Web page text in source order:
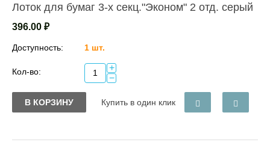
Лоток для бумаг 3-х секц."Эконом" 2 отд. серый
396.00 ₽
Доступность: 1 шт.
Кол-во:
+
−
В КОРЗИНУ Купить в один клик